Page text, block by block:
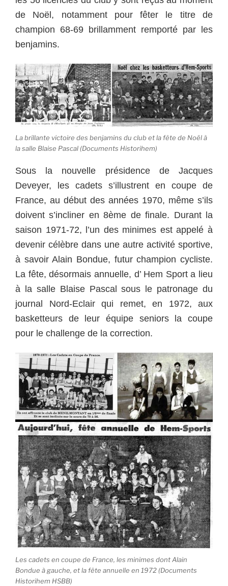
de Noël, notamment pour fêter le titre de
champion 68-69 brillamment remporté par les
benjamins.
La brillante victoire des benjamins du club et la fête de Noël à
la salle Blaise Pascal (Documents Historihem)
Sous la nouvelle présidence de Jacques
Deveyer, les cadets s’illustrent en coupe de
France, au début des années 1970, même s’ils
doivent s’incliner en 8ème de finale. Durant la
saison 1971-72, l’un des minimes est appelé à
devenir célèbre dans une autre activité sportive,
à savoir Alain Bondue, futur champion cycliste.
La fête, désormais annuelle, d’ Hem Sport a lieu
à la salle Blaise Pascal sous le patronage du
journal Nord-Eclair qui remet, en 1972, aux
basketteurs de leur équipe seniors la coupe
pour le challenge de la correction.
Les cadets en coupe de France, les minimes dont Alain
Bondue à gauche, et la fête annuelle en 1972 (Documents
Historihem HSBB)